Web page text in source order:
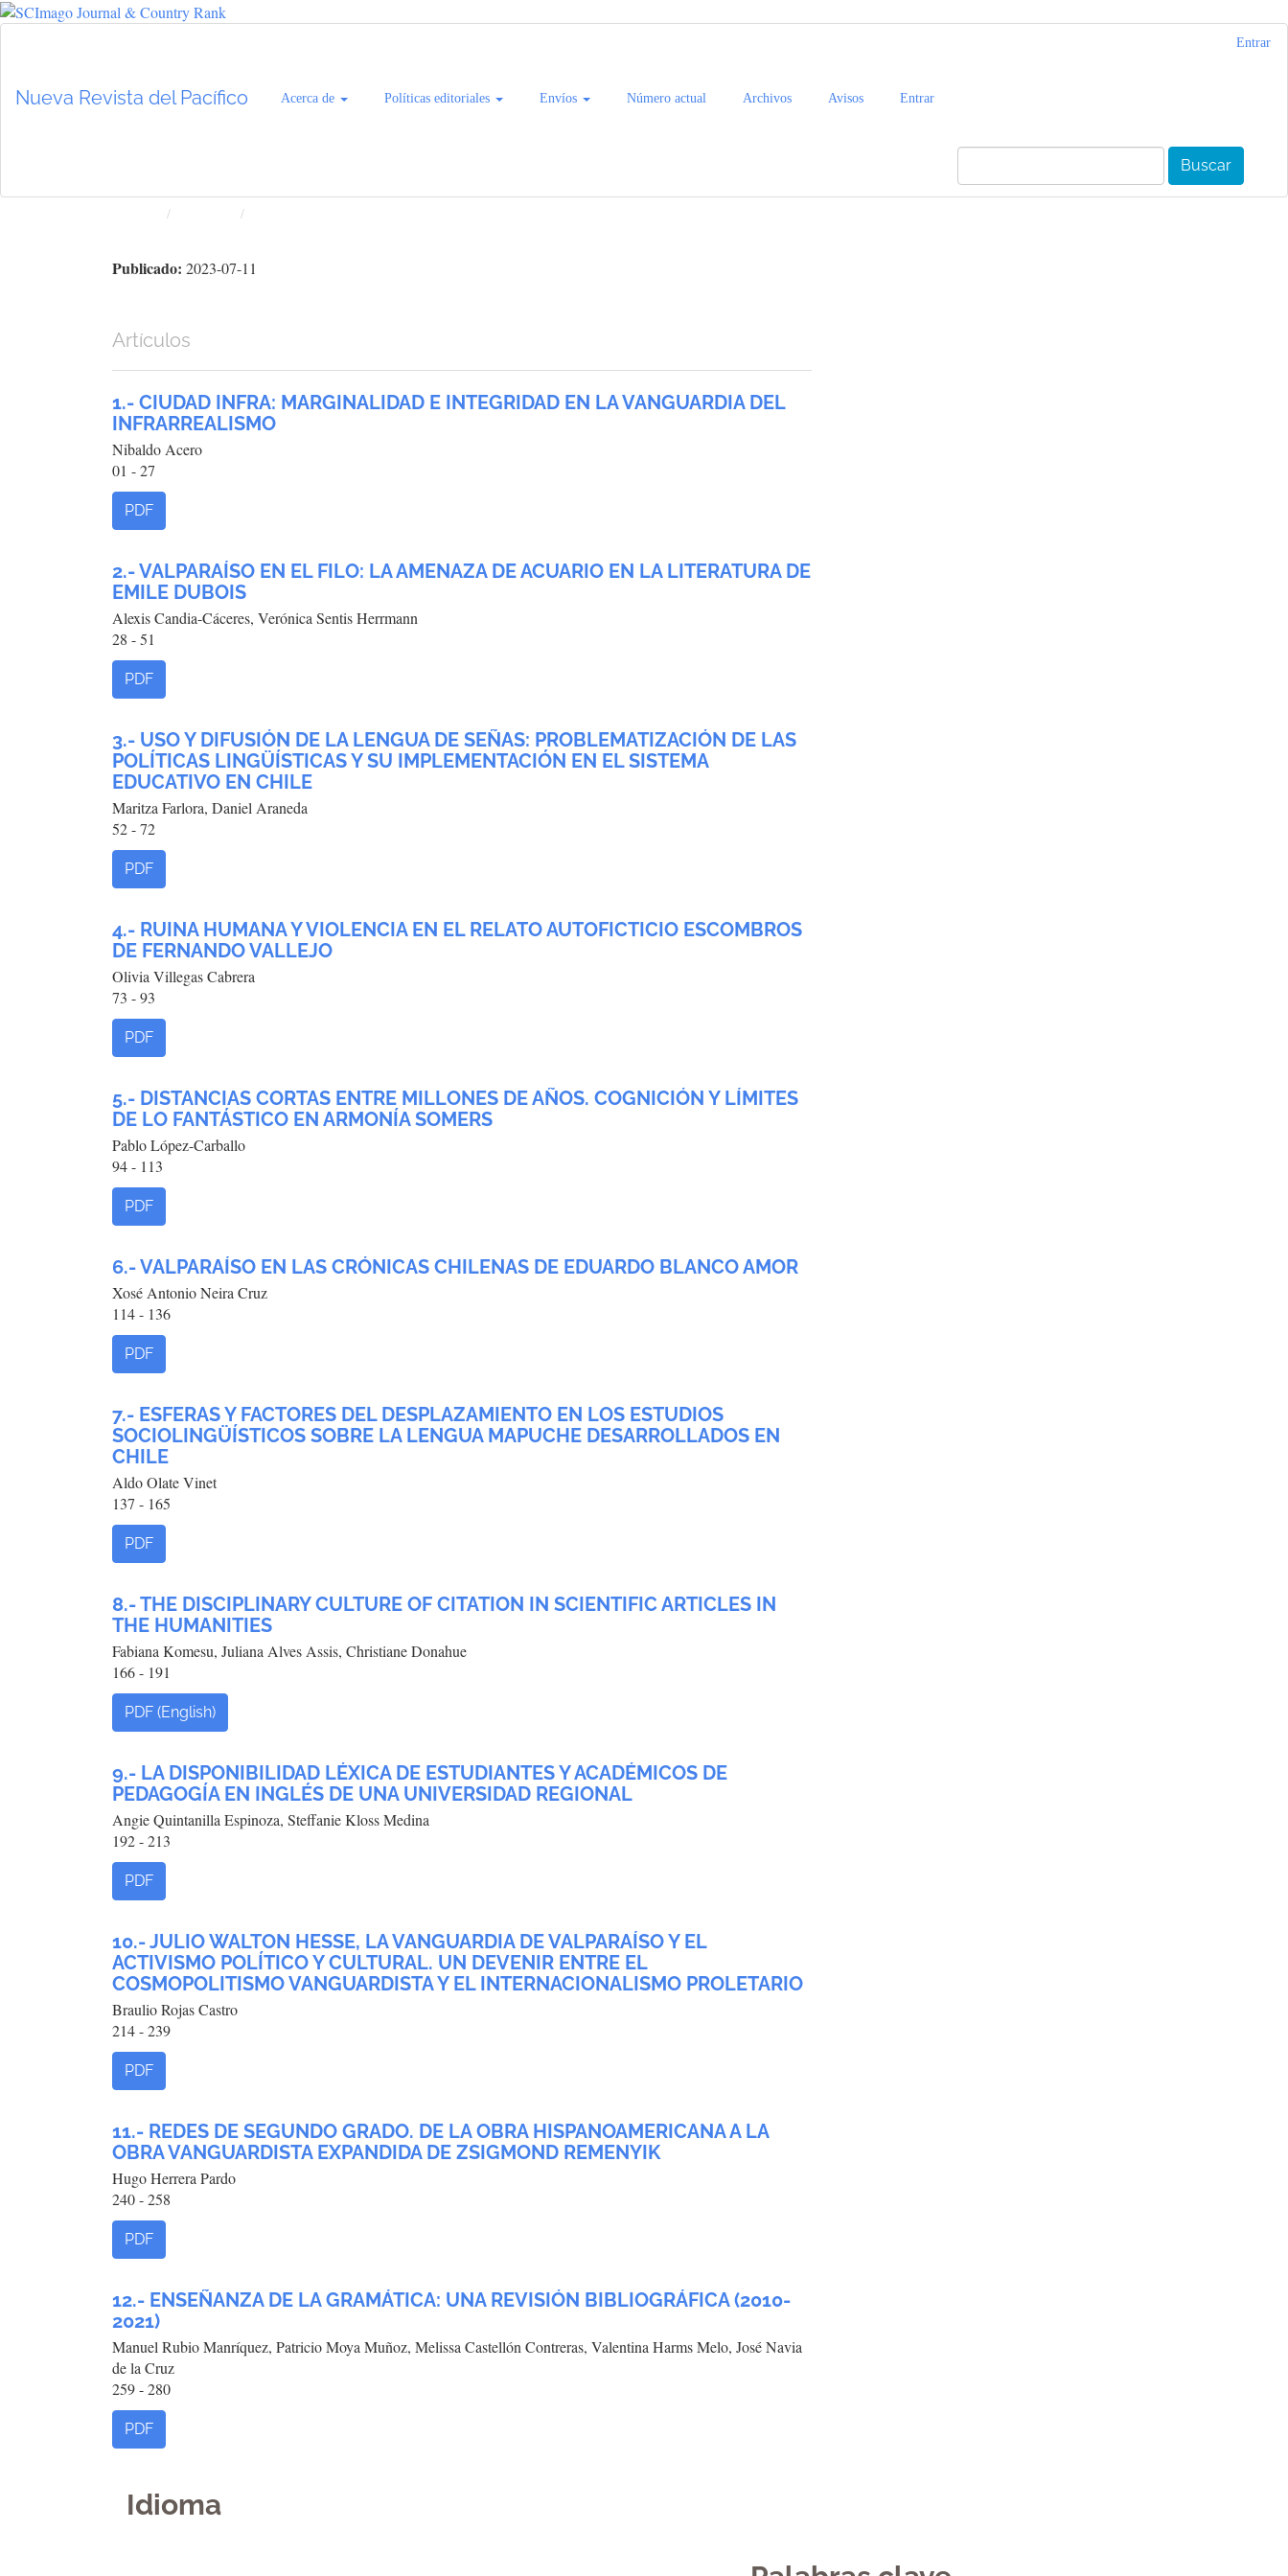
principal
Entrar
Nueva Revista del Pacífico Acerca de Políticas editoriales Envíos Número actual Archivos Avisos Entrar
Buscar
Publicado: 2023-07-11
Artículos
1.- CIUDAD INFRA: MARGINALIDAD E INTEGRIDAD EN LA VANGUARDIA DEL
INFRARREALISMO
Nibaldo Acero
01 - 27
PDF
2.- VALPARAÍSO EN EL FILO: LA AMENAZA DE ACUARIO EN LA LITERATURA DE
EMILE DUBOIS
Alexis Candia-Cáceres, Verónica Sentis Herrmann
28 - 51
PDF
3.- USO Y DIFUSIÓN DE LA LENGUA DE SEÑAS: PROBLEMATIZACIÓN DE LAS
POLÍTICAS LINGÜÍSTICAS Y SU IMPLEMENTACIÓN EN EL SISTEMA
EDUCATIVO EN CHILE
Maritza Farlora, Daniel Araneda
52 - 72
PDF
4.- RUINA HUMANA Y VIOLENCIA EN EL RELATO AUTOFICTICIO ESCOMBROS
DE FERNANDO VALLEJO
Olivia Villegas Cabrera
73 - 93
PDF
5.- DISTANCIAS CORTAS ENTRE MILLONES DE AÑOS. COGNICIÓN Y LÍMITES
DE LO FANTÁSTICO EN ARMONÍA SOMERS
Pablo López-Carballo
94 - 113
PDF
6.- VALPARAÍSO EN LAS CRÓNICAS CHILENAS DE EDUARDO BLANCO AMOR
Xosé Antonio Neira Cruz
114 - 136
PDF
7.- ESFERAS Y FACTORES DEL DESPLAZAMIENTO EN LOS ESTUDIOS
SOCIOLINGÜÍSTICOS SOBRE LA LENGUA MAPUCHE DESARROLLADOS EN
CHILE
Aldo Olate Vinet
137 - 165
PDF
8.- THE DISCIPLINARY CULTURE OF CITATION IN SCIENTIFIC ARTICLES IN
THE HUMANITIES
Fabiana Komesu, Juliana Alves Assis, Christiane Donahue
166 - 191
PDF (English)
9.- LA DISPONIBILIDAD LÉXICA DE ESTUDIANTES Y ACADÉMICOS DE
PEDAGOGÍA EN INGLÉS DE UNA UNIVERSIDAD REGIONAL
Angie Quintanilla Espinoza, Steffanie Kloss Medina
192 - 213
PDF
10.- JULIO WALTON HESSE, LA VANGUARDIA DE VALPARAÍSO Y EL
ACTIVISMO POLÍTICO Y CULTURAL. UN DEVENIR ENTRE EL
COSMOPOLITISMO VANGUARDISTA Y EL INTERNACIONALISMO PROLETARIO
Braulio Rojas Castro
214 - 239
PDF
11.- REDES DE SEGUNDO GRADO. DE LA OBRA HISPANOAMERICANA A LA
OBRA VANGUARDISTA EXPANDIDA DE ZSIGMOND REMENYIK
Hugo Herrera Pardo
240 - 258
PDF
12.- ENSEÑANZA DE LA GRAMÁTICA: UNA REVISIÓN BIBLIOGRÁFICA (2010-
2021)
Manuel Rubio Manríquez, Patricio Moya Muñoz, Melissa Castellón Contreras, Valentina Harms Melo, José Navia
de la Cruz
259 - 280
PDF
Idioma